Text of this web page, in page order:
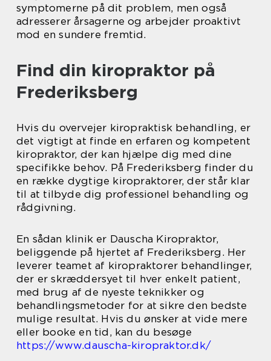
symptomerne på dit problem, men også
adresserer årsagerne og arbejder proaktivt
mod en sundere fremtid.
Find din kiropraktor på
Frederiksberg
Hvis du overvejer kiropraktisk behandling, er
det vigtigt at finde en erfaren og kompetent
kiropraktor, der kan hjælpe dig med dine
specifikke behov. På Frederiksberg finder du
en række dygtige kiropraktorer, der står klar
til at tilbyde dig professionel behandling og
rådgivning.
En sådan klinik er Dauscha Kiropraktor,
beliggende på hjertet af Frederiksberg. Her
leverer teamet af kiropraktorer behandlinger,
der er skræddersyet til hver enkelt patient,
med brug af de nyeste teknikker og
behandlingsmetoder for at sikre den bedste
mulige resultat. Hvis du ønsker at vide mere
eller booke en tid, kan du besøge
https://www.dauscha-kiropraktor.dk/